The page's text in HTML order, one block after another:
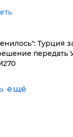
Турция
передать
ещё